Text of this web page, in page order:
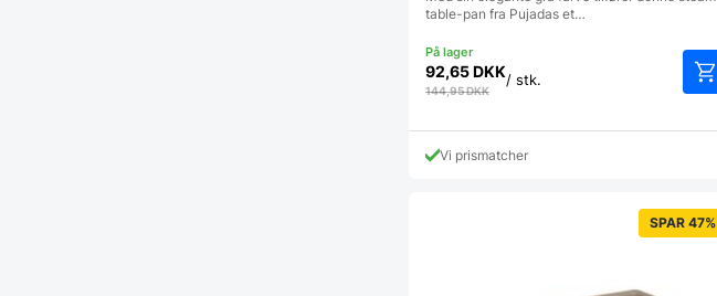
table-pan fra Pujadas et…
92,65 DKK
144,95DKK
/ stk.
Vi prismatcher
SPAR 47%